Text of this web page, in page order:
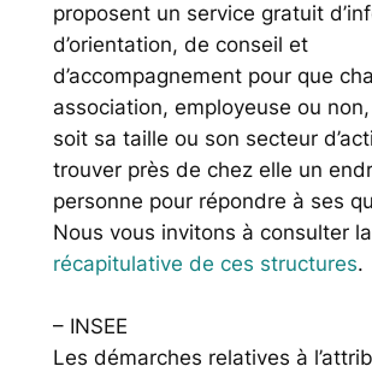
proposent un service gratuit
d’orientation, de conseil et
d’accompagnement pour que
association, employeuse ou
soit sa taille ou son secteur
trouver près de chez elle un
personne pour répondre à ses
Nous vous invitons à consulter la
récapitulative de ces structures.
– INSEE
Les démarches relatives à